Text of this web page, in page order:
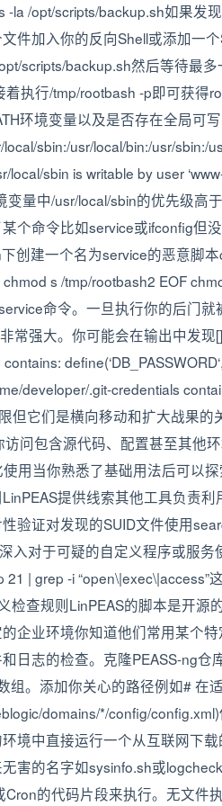
-la /opt/scripts/backup.sh如果发
件加入你的反向Shell或添加一
scripts/backup.sh然后等待最
执行/tmp/rootbash -p即可获得
环境变量以及是否存在全局可
sbin:/usr/local/bin:/usr/sbin:/
local/sbin is writable by user
变量中/usr/local/sbin的优先级高
个命令比如service或ifconfig但
创建一个名为service的恶意脚本
s /tmp/rootbash2 EOF
命令。一旦执行你的后门
常强大。你可能会在输出中发
developer/.git-credentials
但它们是横向移动和扩大战果
问包含源代码、配置甚至其他
用当你熟悉了基础用法后可以
提供线索其他工具负责
验证对发现的SUID文件使用
入对于可疑的自定义程序或服
21 | grep -i
检查规则LinPEAS的脚本是开
企业环境你知道他们常用某个
日志的检查。克隆PEASS-ng
组。添加你关心的路径例如# 在
domains/*/config/
境中直接运行一个从互联网下
害的名字如sysinfo.sh或
Cron的代码片段来执行。无文件